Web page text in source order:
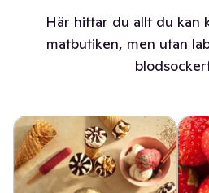
Här hittar du allt du kan
matbutiken, men utan